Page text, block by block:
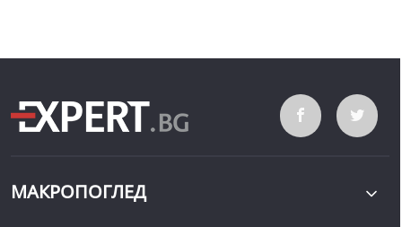
МАКРОПОГЛЕД